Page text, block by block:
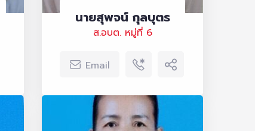
นายสุพจน์ กุลบุตร
ส.อบต. หมู่ที่ 6
Email